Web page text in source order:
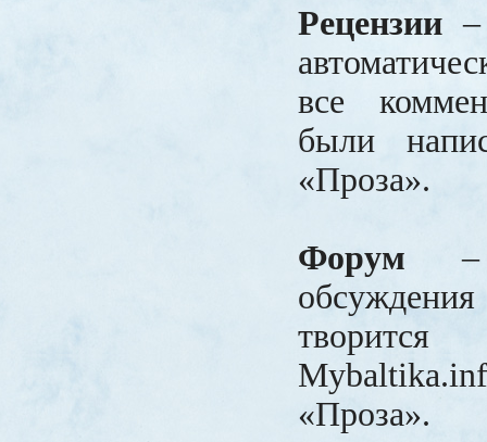
Рецензии
все
были
«Проза».
Форум –
«Проза».